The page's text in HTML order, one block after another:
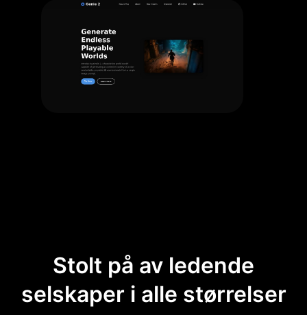
Stolt på av ledende
selskaper i alle størrelser